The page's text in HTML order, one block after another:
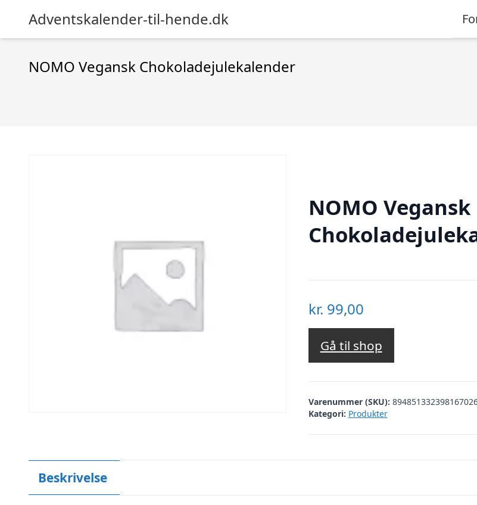
Adventskalender-til-hende.dk
NOMO Vegansk Chokoladejulekalender
NOMO Vegansk
kr. 99,00
Gå til shop
Varenummer (SKU):
Kategori: Produkter
Beskrivelse